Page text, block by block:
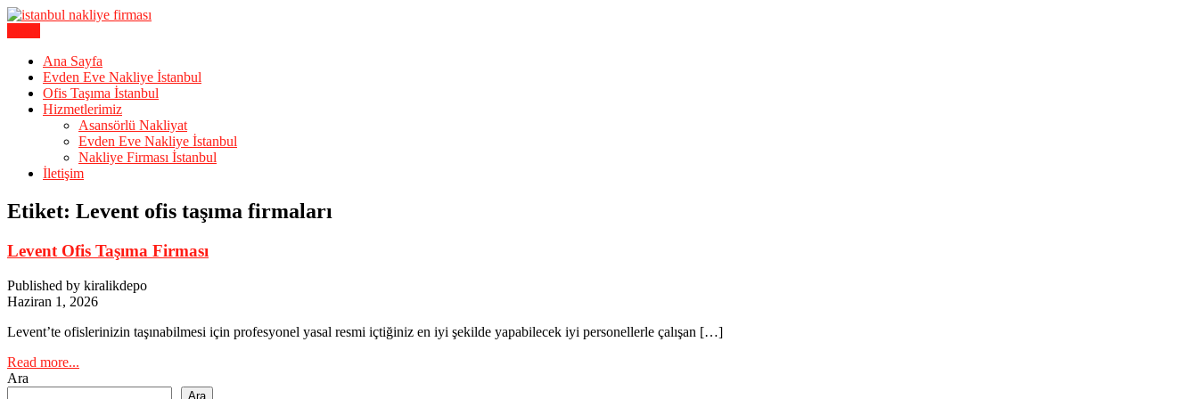
Skip
İstanbul Evden Eve Nakliye | İstanbul Nakliyat
Ana Sayfa
Evden Eve Nakliye İstanbul
Ofis Taşıma İstanbul
Hizmetlerimiz
Asansörlü Nakliyat
Evden Eve Nakliye İstanbul
Nakliye Firması İstanbul
İletişim
Etiket: Levent ofis taşıma firmaları
Levent Ofis Taşıma Firması
Published by kiralikdepo
Haziran 1, 2026
Levent’te ofislerinizin taşınabilmesi için profesyonel yasal resmi içtiğiniz en iyi şekilde yapabilecek iyi personellerle çalışan […]
Read more...
Ara
Ara